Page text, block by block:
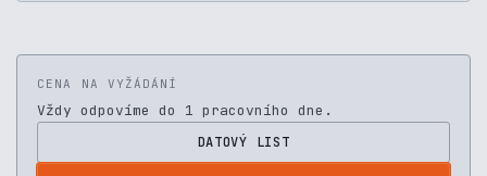
CENA NA VYŽÁDÁNÍ
Vždy odpovíme do 1 pracovního dne.
DATOVÝ LIST